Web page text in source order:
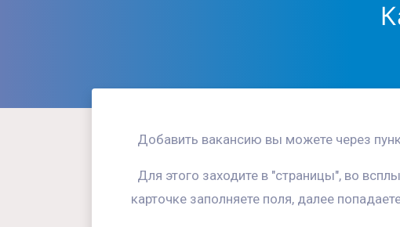
Добавить вакансию вы можете через
Для этого заходите в "страницы", во
карточке заполняете поля, далее